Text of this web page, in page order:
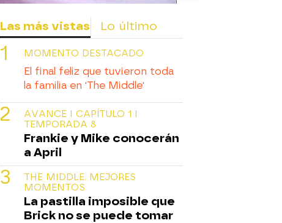
Las más vistas Lo último
MOMENTO DESTACADO
El final feliz que tuvieron toda
la familia en 'The Middle'
AVANCE I CAPÍTULO 1 I
TEMPORADA 8
Frankie y Mike conocerán
a April
THE MIDDLE. MEJORES
MOMENTOS
La pastilla imposible que
Brick no se puede tomar